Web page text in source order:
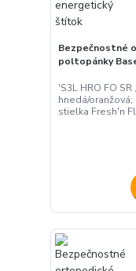
Bezpečnostné
poltopánky
'S3L HRO FO
hnedá/
stielka Fresh'n